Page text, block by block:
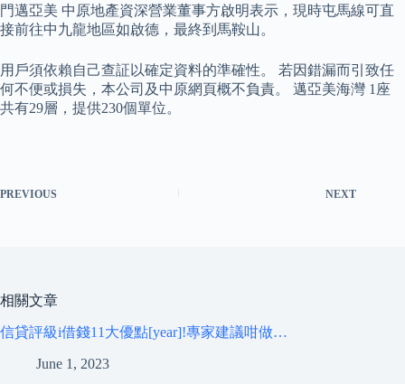
門邁亞美 中原地產資深營業董事方啟明表示，現時屯馬線可直
接前往中九龍地區如啟德，最終到馬鞍山。
用戶須依賴自己查証以確定資料的準確性。 若因錯漏而引致任
何不便或損失，本公司及中原網頁概不負責。 邁亞美海灣 1座
共有29層，提供230個單位。
PREVIOUS NEXT
相關文章
信貸評級i借錢11大優點[year]!專家建議咁做…
June 1, 2023